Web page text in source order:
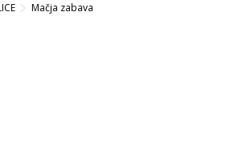
Mačja zabava